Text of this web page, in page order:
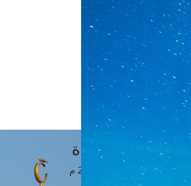
استعلام عن فتوى
حجز موعد
الفتوى الهاتفية
مَواقِيتُ الصَّـــلاة
القاهرة · 07 أغسطس 2026 م